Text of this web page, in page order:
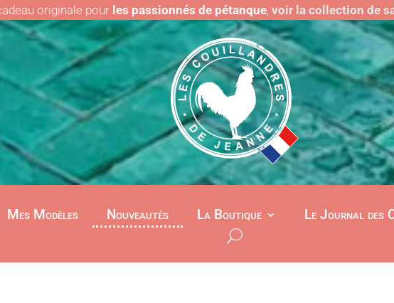
originale pour les passionnés de pétanque, voir la collection de
Mes Modèles Nouveautés La Boutique Le Journal des